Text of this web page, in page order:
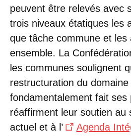
peuvent être relevés avec
trois niveaux étatiques les
que tâche commune et les
ensemble. La
les communes soulignent
restructuration du domaine
fondamentalement fait ses
réaffirment leur soutien au
actuel et à l’
Agenda